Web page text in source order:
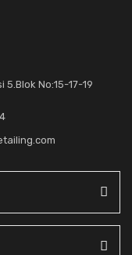
5.Blok No:15-17-19